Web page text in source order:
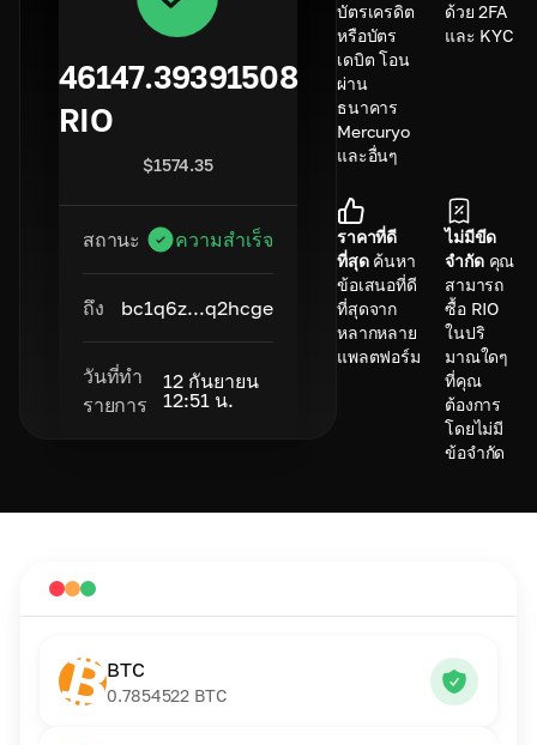
46147.39391508
RIO
$1574.35
สถานะ ความสำเร็จ
ถึง bc1q6z...q2hcge
วันที่ทำ
รายการ
12 กันยายน
12:51 น.
บัตรเครดิต
หรือบัตร
เดบิต โอน
ผ่าน
ธนาคาร
Mercuryo
และอื่นๆ
ด้วย 2FA
และ KYC
ราคาที่ดี
ที่สุด ค้นหา
ข้อเสนอที่ดี
ที่สุดจาก
หลากหลาย
แพลตฟอร์ม
ไม่มีขีด
จำกัด คุณ
สามารถ
ซื้อ RIO
ในปริ
มาณใดๆ
ที่คุณ
ต้องการ
โดยไม่มี
ข้อจำกัด
BTC
0.7854522 BTC